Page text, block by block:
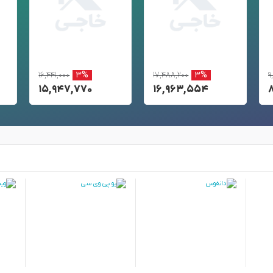
۱۷,۴۸۸,۲۰۰ ۳%
۱۶,۹۶۳,۵۵۴
۱۶,۴۴۱,۰۰۰ ۳%
۱۵,۹۴۷,۷۷۰